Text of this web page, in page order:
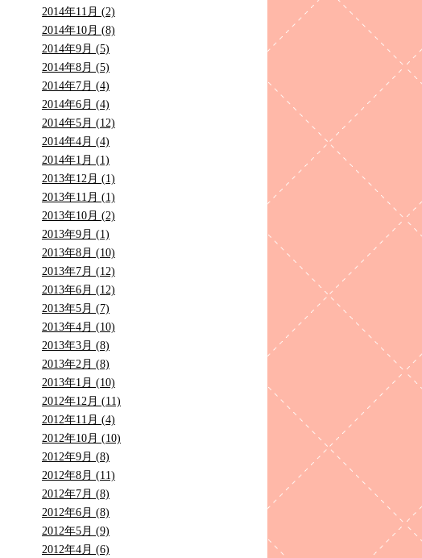
2014年11月 (2)
2014年10月 (8)
2014年9月 (5)
2014年8月 (5)
2014年7月 (4)
2014年6月 (4)
2014年5月 (12)
2014年4月 (4)
2014年1月 (1)
2013年12月 (1)
2013年11月 (1)
2013年10月 (2)
2013年9月 (1)
2013年8月 (10)
2013年7月 (12)
2013年6月 (12)
2013年5月 (7)
2013年4月 (10)
2013年3月 (8)
2013年2月 (8)
2013年1月 (10)
2012年12月 (11)
2012年11月 (4)
2012年10月 (10)
2012年9月 (8)
2012年8月 (11)
2012年7月 (8)
2012年6月 (8)
2012年5月 (9)
2012年4月 (6)